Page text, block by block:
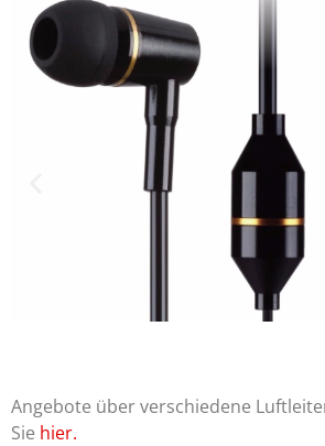
Angebote über verschiedene
Sie hier.